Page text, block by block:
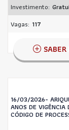
Investimento:
Vagas: 117
16/03/2026-
ANOS DE VIGÊNCIA
CÓDIGO DE